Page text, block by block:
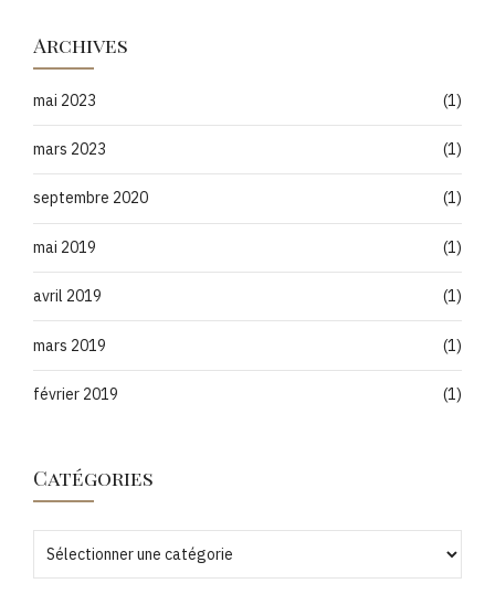
Archives
mai 2023 (1)
mars 2023 (1)
septembre 2020 (1)
mai 2019 (1)
avril 2019 (1)
mars 2019 (1)
février 2019 (1)
Catégories